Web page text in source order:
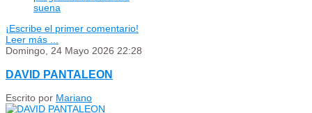
suena
¡Escribe el primer comentario!
Leer más ...
Domingo, 24 Mayo 2026 22:28
DAVID PANTALEON
Escrito por Mariano